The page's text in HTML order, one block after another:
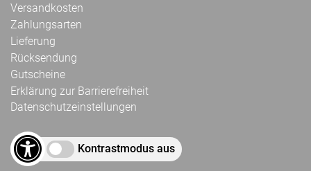
Versandkosten
Zahlungsarten
Lieferung
Rücksendung
Gutscheine
Erklärung zur Barrierefreiheit
Datenschutzeinstellungen
Kontrastmodus aus